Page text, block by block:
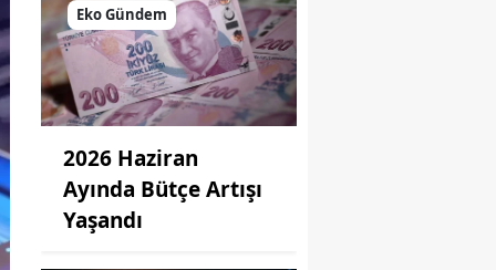
Eko Gündem
2026 Haziran
Ayında Bütçe Artışı
Yaşandı